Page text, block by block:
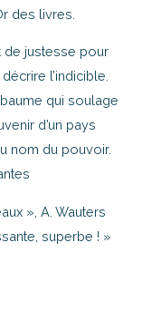
des livres.
de justesse pour
l’indicible.
qui soulage
d’un pays
nom du pouvoir.
», A. Wauters
superbe ! »